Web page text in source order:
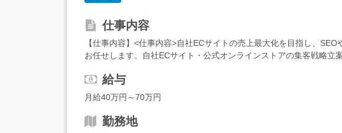
仕事内容
【仕事内容】<仕事内容>自社ECサイトの売上最大化を目指し、
お任せします。自社ECサイト・公式オンラインストアの集客戦略立
給与
月給40万円～70万円
勤務地